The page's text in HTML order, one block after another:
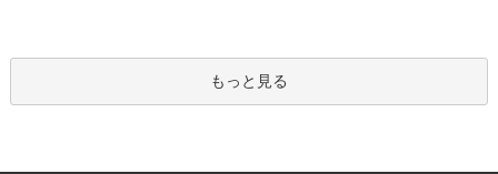
もっと見る